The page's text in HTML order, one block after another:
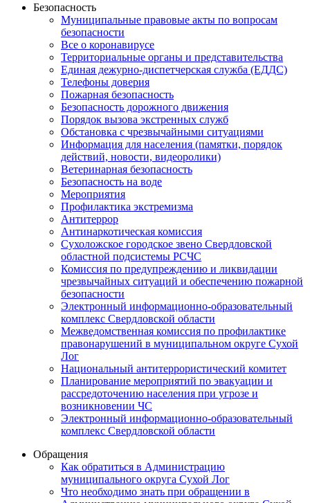
Безопасность
Муниципальные правовые акты по вопросам
безопасности
Все о коронавирусе
Территориальные органы и представительства
Единая дежурно-диспетчерская служба (ЕДДС)
Телефоны доверия
Пожарная безопасность
Безопасность дорожного движения
Порядок вызова экстренных служб
Обстановка с чрезвычайными ситуациями
Информация для населения (памятки, порядок
действий, новости, видеоролики)
Ветеринарная безопасность
Безопасность на воде
Мероприятия
Профилактика экстремизма
Антитеррор
Антинаркотическая комиссия
Сухоложское городское звено Свердловской
областной подсистемы РСЧС
Комиссия по предупреждению и ликвидации
чрезвычайных ситуаций и обеспечению пожарной
безопасности
Электронный информационно-образовательный
комплекс Cвердловской области
Межведомственная комиссия по профилактике
правонарушений в муниципальном округе Сухой
Лог
Национальный антитеррористический комитет
Планирование мероприятий по эвакуации и
рассредоточению населения при угрозе и
возникновении ЧС
Электронный информационно-образовательный
комплекс Свердловской области
Обращения
Как обратиться в Администрацию
муниципального округа Сухой Лог
Что необходимо знать при обращении в